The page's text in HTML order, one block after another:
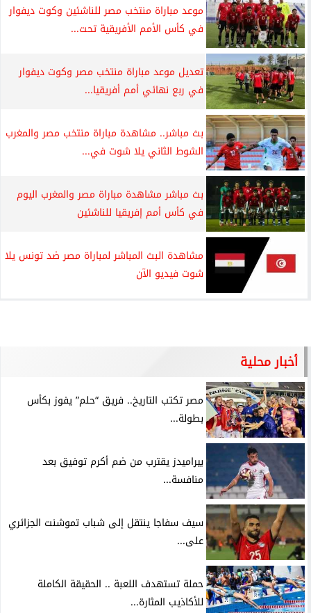
موعد مباراة منتخب مصر للناشئين وكوت ديفوار
في كأس الأمم الأفريقية تحت...
تعديل موعد مباراة منتخب مصر وكوت ديفوار
في ربع نهائي أمم أفريقيا...
بث مباشر.. مشاهدة مباراة منتخب مصر والمغرب
الشوط الثاني يلا شوت في...
بث مباشر مشاهدة مباراة مصر والمغرب اليوم
في كأس أمم إفريقيا للناشئين
مشاهدة البث المباشر لمباراة مصر ضد تونس يلا
شوت فيديو الآن
أخبار محلية
مصر تكتب التاريخ.. فريق “حلم” يفوز بكأس
بطولة...
بيراميدز يقترب من ضم أكرم توفيق بعد
منافسة...
سيف سفاجا ينتقل إلى شباب تموشنت الجزائري
على...
حملة تستهدف اللعبة .. الحقيقة الكاملة
للأكاذيب المثارة...